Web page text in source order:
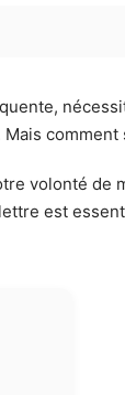
comment
volonté de
est